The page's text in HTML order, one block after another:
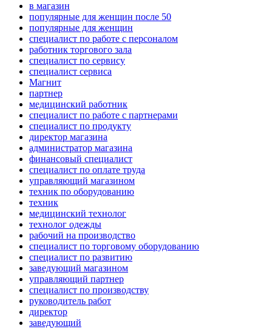
в магазин
популярные для женщин после 50
популярные для женщин
специалист по работе с персоналом
работник торгового зала
специалист по сервису
специалист сервиса
Магнит
партнер
медицинский работник
специалист по работе с партнерами
специалист по продукту
директор магазина
администратор магазина
финансовый специалист
специалист по оплате труда
управляющий магазином
техник по оборудованию
техник
медицинский технолог
технолог одежды
рабочий на производство
специалист по торговому оборудованию
специалист по развитию
заведующий магазином
управляющий партнер
специалист по производству
руководитель работ
директор
заведующий